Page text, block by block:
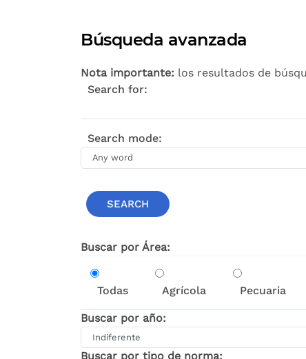
Búsqueda avanzada
Nota importante: los resultados de
Search for:
Search mode:
Buscar por Área:
Todas Agrícola Pecuaria
Buscar por año:
Buscar por tipo de norma: